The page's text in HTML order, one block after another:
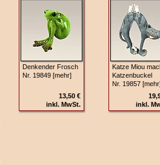
Denkender Frosch
Nr. 19849 [mehr]
13,50 €
inkl. MwSt.
Katze Miou
Katzenbuckel
Nr. 19857
inkl.